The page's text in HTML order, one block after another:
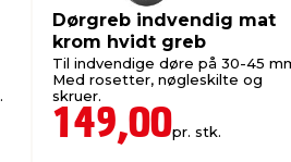
Dørgreb indvendig mat
krom hvidt greb
Til indvendige døre på 30-45
Med rosetter, nøgleskilte og
skruer.
149,00pr. stk.